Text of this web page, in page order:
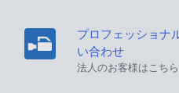
プロフェッショナ
い合わせ
法人のお客様はこちら